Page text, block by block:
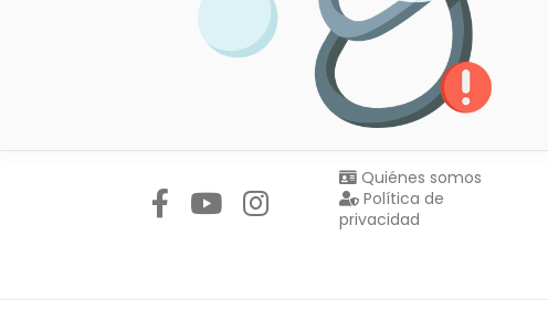
Quiénes somos
Política de
privacidad